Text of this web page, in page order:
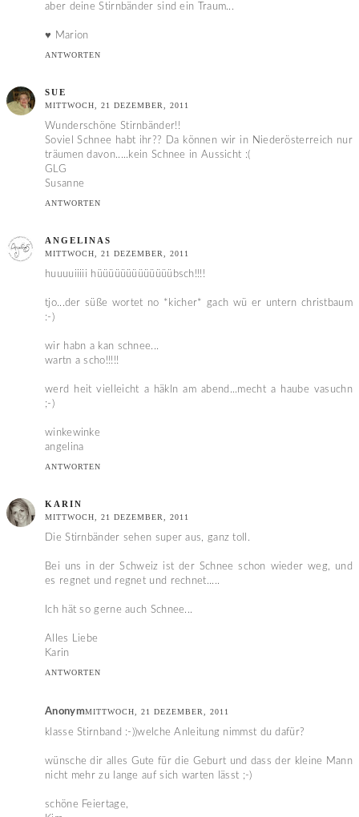
aber deine Stirnbänder sind ein Traum...
♥ Marion
ANTWORTEN
SUE
MITTWOCH, 21 DEZEMBER, 2011
Wunderschöne Stirnbänder!!
Soviel Schnee habt ihr?? Da können wir in Niederösterreich nur
träumen davon.....kein Schnee in Aussicht :(
GLG
Susanne
ANTWORTEN
ANGELINAS
MITTWOCH, 21 DEZEMBER, 2011
huuuuiiiii hüüüüüüüüüüüüübsch!!!!
tjo...der süße wortet no *kicher* gach wü er untern christbaum
:-)
wir habn a kan schnee...
wartn a scho!!!!!
werd heit vielleicht a häkln am abend...mecht a haube vasuchn
;-)
winkewinke
angelina
ANTWORTEN
KARIN
MITTWOCH, 21 DEZEMBER, 2011
Die Stirnbänder sehen super aus, ganz toll.
Bei uns in der Schweiz ist der Schnee schon wieder weg, und
es regnet und regnet und rechnet.....
Ich hät so gerne auch Schnee...
Alles Liebe
Karin
ANTWORTEN
AnonymMITTWOCH, 21 DEZEMBER, 2011
klasse Stirnband :-))welche Anleitung nimmst du dafür?
wünsche dir alles Gute für die Geburt und dass der kleine Mann
nicht mehr zu lange auf sich warten lässt ;-)
schöne Feiertage,